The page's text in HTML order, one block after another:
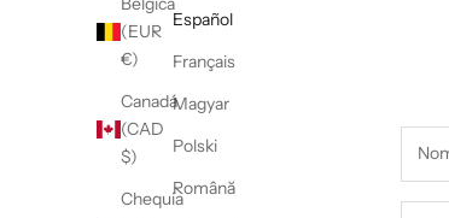
(EUR
€)
Canadá
(CAD
$)
Chequia
Español
Français
Magyar
Polski
Română